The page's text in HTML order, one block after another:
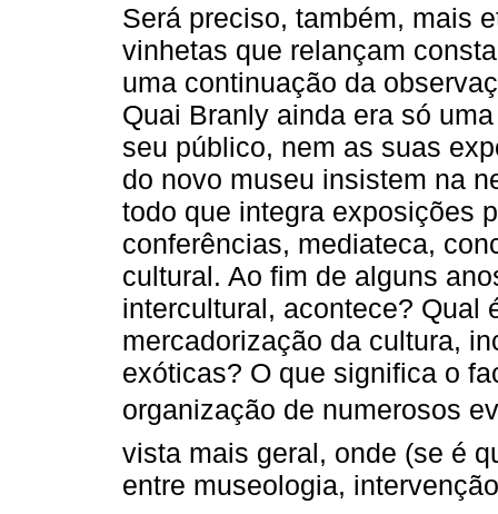
Será preciso, também, mais
vinhetas que relançam
uma continuação da
Quai Branly ainda era só
seu público, nem as suas
do novo museu insistem na
todo que integra exposições
conferências, mediateca,
cultural. Ao fim de alguns
intercultural, acontece? Qual
mercadorização da cultura,
exóticas? O que significa o
organização de numerosos
vista mais geral, onde (se é
entre museologia,